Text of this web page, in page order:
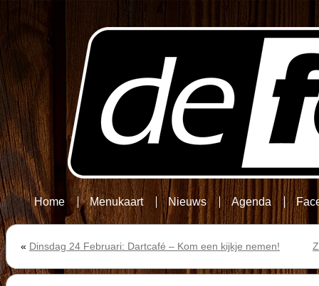
Home Menukaart Nieuws Agenda
« Dinsdag 24 Februari: Dartcafé – Kom een kijkje nemen!